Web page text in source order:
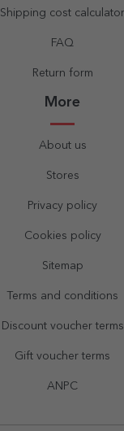
Shipping cost calculator
FAQ
Return form
More
About us
Stores
Privacy policy
Cookies policy
Sitemap
Terms and conditions
Discount voucher terms
Gift voucher terms
ANPC